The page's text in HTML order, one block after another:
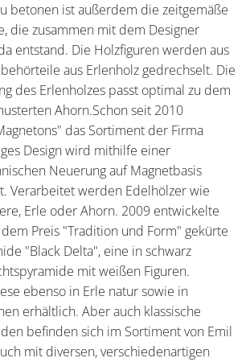
betonen ist außerdem die zeitgemäße
die zusammen mit dem Designer
entstand. Die Holzfiguren werden aus
aus Erlenholz gedrechselt. Die
des Erlenholzes passt optimal zu dem
Ahorn.Schon seit 2010
das Sortiment der Firma
Design wird mithilfe einer
Neuerung auf Magnetbasis
Verarbeitet werden Edelhölzer wie
Erle oder Ahorn. 2009 entwickelte
Preis "Tradition und Form" gekürte
"Black Delta", eine in schwarz
mit weißen Figuren.
ebenso in Erle natur sowie in
erhältlich. Aber auch klassische
befinden sich im Sortiment von Emil
mit diversen, verschiedenartigen